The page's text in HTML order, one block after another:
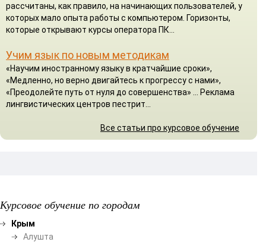
рассчитаны, как правило, на начинающих пользователей, у
которых мало опыта работы с компьютером. Горизонты,
которые открывают курсы оператора ПК...
Учим язык по новым методикам
«Научим иностранному языку в кратчайшие сроки»,
«Медленно, но верно двигайтесь к прогрессу с нами»,
«Преодолейте путь от нуля до совершенства» ... Реклама
лингвистических центров пестрит...
Все статьи про курсовое обучение
Курсовое обучение по городам
Крым
Алушта